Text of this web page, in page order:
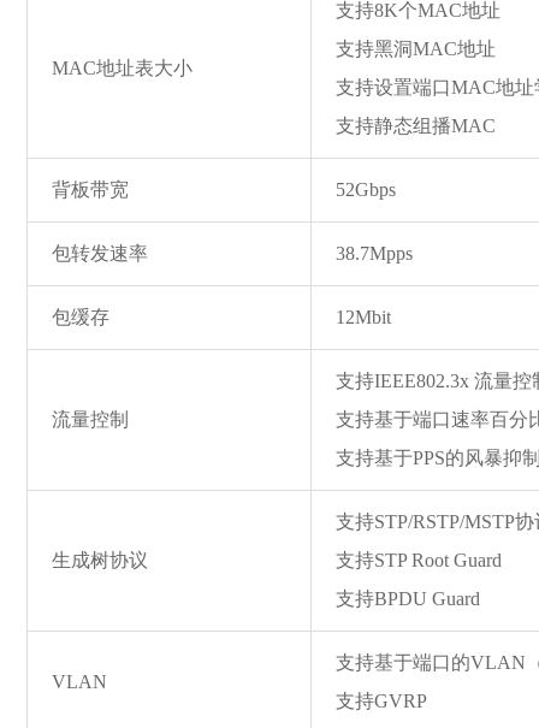
MAC地址表大小
支持8K个MAC地址
支持黑洞MAC地址
支持设置端口MAC地
支持静态组播MAC
背板带宽 52Gbps
包转发速率 38.7Mpps
包缓存 12Mbit
流量控制
支持IEEE802.3x 流量
支持基于端口速率百分
支持基于PPS的风暴抑
生成树协议
支持STP/RSTP/MSTP
支持STP Root Guard
支持BPDU Guard
VLAN
支持基于端口的VLAN
支持GVRP